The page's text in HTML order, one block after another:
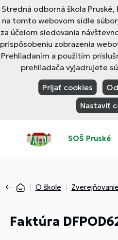
Stredná odborná škola Pruské,
na tomto webovom sídle
za účelom sledovania
prispôsobeniu zobrazenia
Prehliadaním a použitím
prehliadača vyjadrujete
Prijať cookies
Nastaviť
SOŠ Pruské
O škole
Faktúra